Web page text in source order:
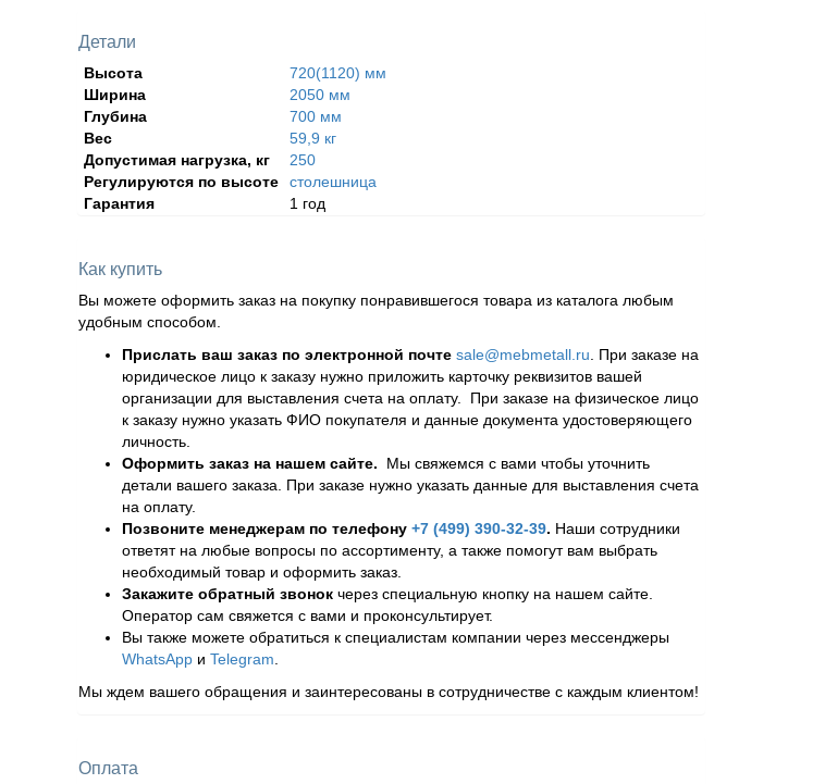
Детали
Высота
720(1120) мм
Ширина
2050 мм
Глубина
700 мм
Вес
59,9 кг
Допустимая нагрузка, кг
250
Регулируются по высоте
столешница
Гарантия
1 год
Как купить
Вы можете оформить заказ на покупку понравившегося товара из каталога любым
удобным способом.
Прислать ваш заказ по электронной почте sale@mebmetall.ru. При заказе на
юридическое лицо к заказу нужно приложить карточку реквизитов вашей
организации для выставления счета на оплату. При заказе на физическое лицо
к заказу нужно указать ФИО покупателя и данные документа удостоверяющего
личность.
Оформить заказ на нашем сайте. Мы свяжемся с вами чтобы уточнить
детали вашего заказа. При заказе нужно указать данные для выставления счета
на оплату.
Позвоните менеджерам по телефону +7 (499) 390-32-39. Наши сотрудники
ответят на любые вопросы по ассортименту, а также помогут вам выбрать
необходимый товар и оформить заказ.
Закажите обратный звонокчерез специальную кнопку на нашем сайте.
Оператор сам свяжется с вами и проконсультирует.
Вы также можете обратиться к специалистам компании через мессенджеры
WhatsAppи Telegram.
Мы ждем вашего обращения и заинтересованы в сотрудничестве с каждым клиентом!
Оплата